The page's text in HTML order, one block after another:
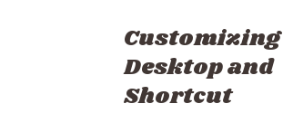
Customizing
Desktop and
Shortcut